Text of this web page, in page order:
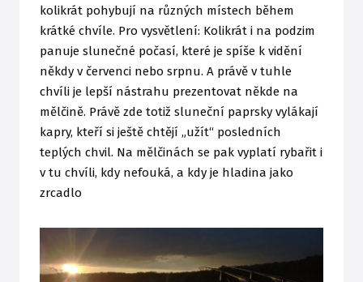
kolikrát pohybují na různých místech během
krátké chvíle. Pro vysvětlení: Kolikrát i na podzim
panuje slunečné počasí, které je spíše k vidění
někdy v červenci nebo srpnu. A právě v tuhle
chvíli je lepší nástrahu prezentovat někde na
mělčině. Právě zde totiž sluneční paprsky vylákají
kapry, kteří si ještě chtějí „užít“ posledních
teplých chvil. Na mělčinách se pak vyplatí rybařit i
v tu chvíli, kdy nefouká, a kdy je hladina jako
zrcadlo